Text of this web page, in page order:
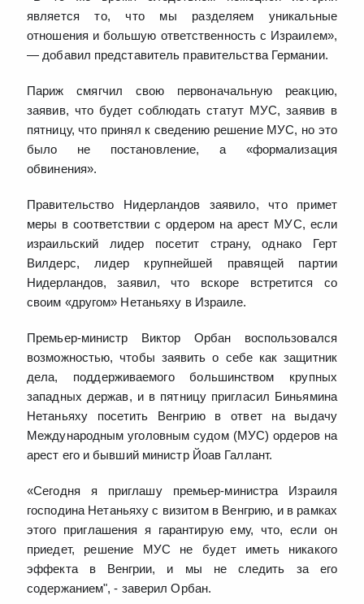
является то, что мы разделяем уникальные
отношения и большую ответственность с Израилем»,
— добавил представитель правительства Германии.
Париж смягчил свою первоначальную реакцию,
заявив, что будет соблюдать статут МУС, заявив в
пятницу, что принял к сведению решение МУС, но это
было не постановление, а «формализация
обвинения».
Правительство Нидерландов заявило, что примет
меры в соответствии с ордером на арест МУС, если
израильский лидер посетит страну, однако Герт
Вилдерс, лидер крупнейшей правящей партии
Нидерландов, заявил, что вскоре встретится со
своим «другом» Нетаньяху в Израиле.
Премьер-министр Виктор Орбан воспользовался
возможностью, чтобы заявить о себе как защитник
дела, поддерживаемого большинством крупных
западных держав, и в пятницу пригласил Биньямина
Нетаньяху посетить Венгрию в ответ на выдачу
Международным уголовным судом (МУС) ордеров на
арест его и бывший министр Йоав Галлант.
«Сегодня я приглашу премьер-министра Израиля
господина Нетаньяху с визитом в Венгрию, и в рамках
этого приглашения я гарантирую ему, что, если он
приедет, решение МУС не будет иметь никакого
эффекта в Венгрии, и мы не следить за его
содержанием", - заверил Орбан.